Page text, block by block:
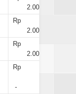
2.000
Rp
2.000
Rp
2.000
Rp
-